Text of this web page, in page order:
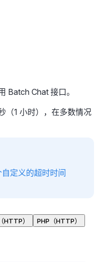
Batch Chat 接口。
（1 小时），在多数情况
定义的超时时间
HTTP）
PHP（HTTP）